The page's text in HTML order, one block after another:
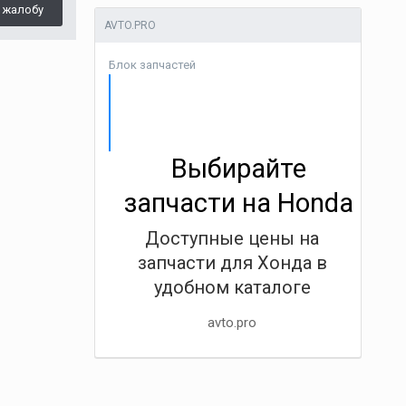
AVTO.PRO
Блок запчастей
Выбирайте
запчасти на Honda
Доступные цены на
запчасти для Хонда в
удобном каталоге
avto.pro